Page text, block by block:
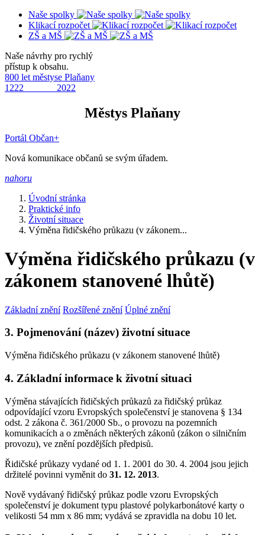
Naše spolky
Klikací rozpočet
ZŠ a MŠ
Naše návrhy pro rychlý
přístup k obsahu.
800 let městyse Plaňany
1222 2022
Městys Plaňany
Portál Občan+
Nová komunikace občanů se svým úřadem.
nahoru
Úvodní stránka
Praktické info
Životní situace
Výměna řidičského průkazu (v zákonem...
Výměna řidičského průkazu (v
zákonem stanovené lhůtě)
Základní znění Rozšířené znění Úplné znění
3. Pojmenování (název) životní situace
Výměna řidičského průkazu (v zákonem stanovené lhůtě)
4. Základní informace k životní situaci
Výměna stávajících řidičských průkazů za řidičský průkaz
odpovídající vzoru Evropských společenství je stanovena § 134
odst. 2 zákona č. 361/2000 Sb., o provozu na pozemních
komunikacích a o změnách některých zákonů (zákon o silničním
provozu), ve znění pozdějších předpisů.
Řidičské průkazy vydané od 1. 1. 2001 do 30. 4. 2004 jsou jejich
držitelé povinni vyměnit do 31. 12. 2013.
Nově vydávaný řidičský průkaz podle vzoru Evropských
společenství je dokument typu plastové polykarbonátové karty o
velikosti 54 mm x 86 mm; vydává se zpravidla na dobu 10 let.